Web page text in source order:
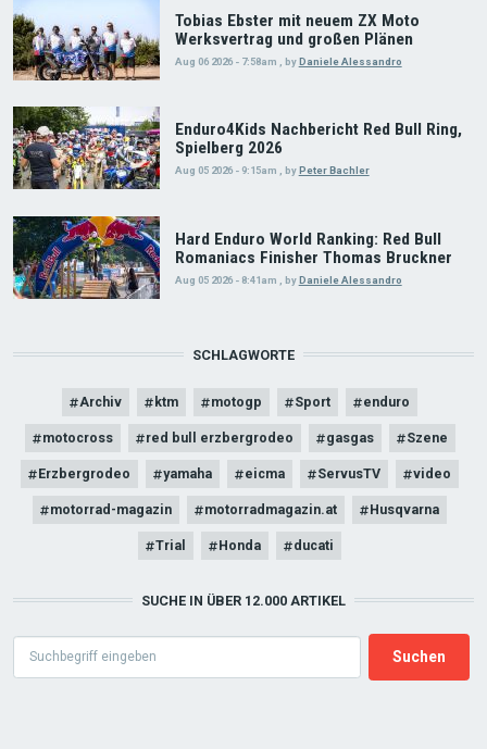
Tobias Ebster mit neuem ZX Moto
Werksvertrag und großen Plänen
Aug 06 2026 - 7:58am byDaniele Alessandro
Enduro4Kids Nachbericht Red Bull Ring,
Spielberg 2026
Aug 05 2026 - 9:15am , by Peter Bachler
Hard Enduro World Ranking: Red Bull
Romaniacs Finisher Thomas Bruckner
Aug 05 2026 - 8:41am byDaniele Alessandro
SCHLAGWORTE
Archiv ktm motogp Sport enduro
motocross red bull erzbergrodeo gasgas Szene
Erzbergrodeo yamaha eicma ServusTV video
motorrad-magazin motorradmagazin.at Husqvarna
Trial Honda ducati
SUCHE IN ÜBER 12.000 ARTIKEL